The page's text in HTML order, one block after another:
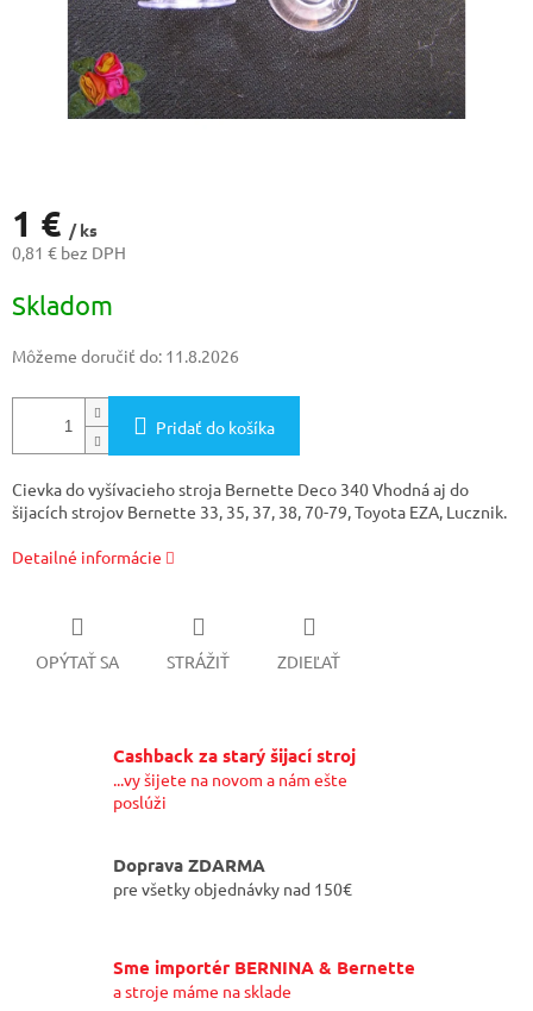
1 € / ks
0,81 € bez DPH
cena:
Skladom
Môžeme doručiť do: 11.8.2026
Pridať do košíka
Cievka do vyšívacieho stroja Bernette Deco 340 Vhodná aj do
šijacích strojov Bernette 33, 35, 37, 38, 70-79, Toyota EZA, Lucznik.
Detailné informácie
OPÝTAŤ SA STRÁŽIŤ ZDIEĽAŤ
Cashback za starý šijací stroj
...vy šijete na novom a nám ešte
poslúži
Doprava ZDARMA
pre všetky objednávky nad 150€
Sme importér BERNINA & Bernette
a stroje máme na sklade